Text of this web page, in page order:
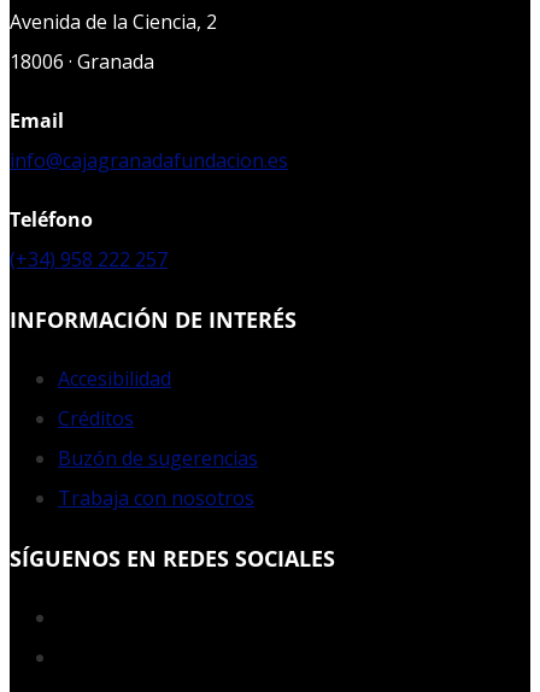
Avenida de la Ciencia, 2
18006 · Granada
Email
info@cajagranadafundacion.es
Teléfono
(+34) 958 222 257
INFORMACIÓN DE INTERÉS
Accesibilidad
Créditos
Buzón de sugerencias
Trabaja con nosotros
SÍGUENOS EN REDES SOCIALES